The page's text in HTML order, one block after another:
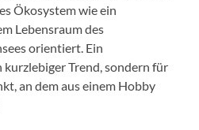
Ökosystem wie ein
Lebensraum des
orientiert. Ein
Trend, sondern für
an dem aus einem Hobby